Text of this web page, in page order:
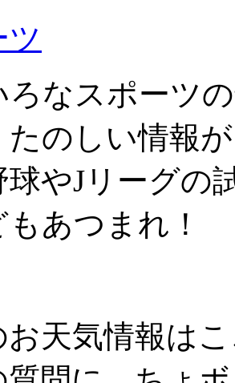
ツ
ろなスポーツ
たのしい情報
球やJリーグの
あつまれ！
お天気情報は